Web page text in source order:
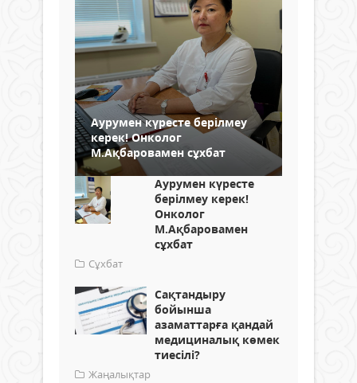
Аурумен күресте берілмеу
керек! Онколог
М.Ақбаровамен сұхбат
Аурумен күресте
берілмеу керек!
Онколог
М.Ақбаровамен
сұхбат
Сұхбат
Сақтандыру
бойынша
азаматтарға қандай
медициналық көмек
тиесілі?
Жаңалықтар